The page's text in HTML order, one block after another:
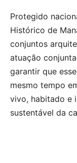
Protegido
Histórico de
conjuntos
atuação
garantir que
mesmo tempo
vivo, habitado e
sustentável da